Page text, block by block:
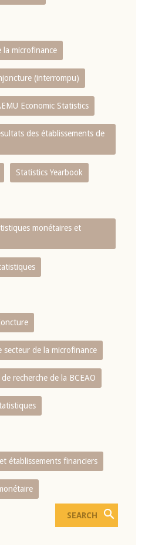
microfinance
(interrompu)
Economic Statistics
des établissements de
Statistics Yearbook
monétaires et
secteur de la microfinance
recherche de la BCEAO
établissements financiers